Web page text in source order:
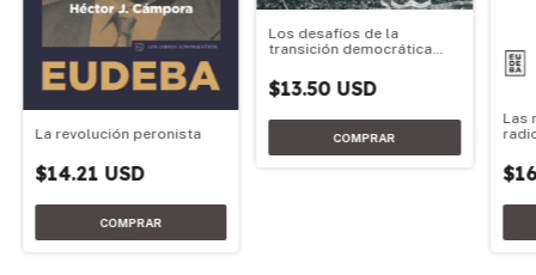
La revolución peronista
$14.21 USD
Los desafíos de la
transición democrática
$13.50 USD
Las